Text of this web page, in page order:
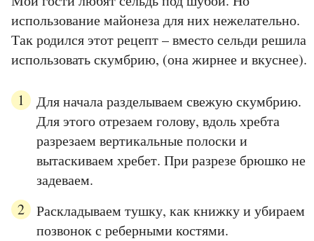
использование майонеза для них нежелательно.
Так родился этот рецепт – вместо сельди решила
использовать скумбрию, (она жирнее и вкуснее).
Для начала разделываем свежую скумбрию.
Для этого отрезаем голову, вдоль хребта
разрезаем вертикальные полоски и
вытаскиваем хребет. При разрезе брюшко не
задеваем.
Раскладываем тушку, как книжку и убираем
позвонок с реберными костями.